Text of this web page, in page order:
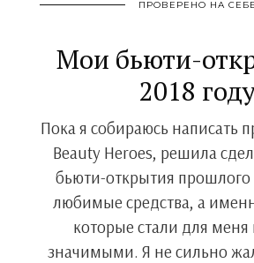
ПРОВЕРЕНО НА СЕБЕ
Мои бьюти-
2018
Пока я собираюсь написать
Beauty Heroes, решила
бьюти-открытия прошлого
любимые средства, а
которые стали для меня
значимыми. Я не сильно